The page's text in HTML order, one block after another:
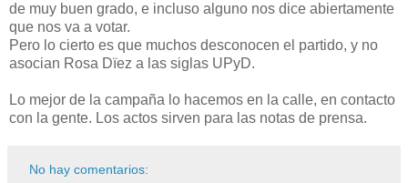
de muy buen grado, e incluso alguno nos dice abiertamente
que nos va a votar.
Pero lo cierto es que muchos desconocen el partido, y no
asocian Rosa Dïez a las siglas UPyD.
Lo mejor de la campaña lo hacemos en la calle, en contacto
con la gente. Los actos sirven para las notas de prensa.
No hay comentarios: